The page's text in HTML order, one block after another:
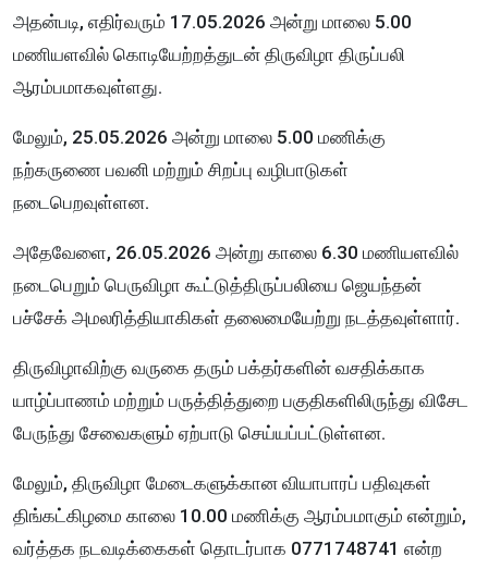
அதன்படி, எதிர்வரும் 17.05.2026 அன்று மாலை 5.00
மணியளவில் கொடியேற்றத்துடன் திருவிழா திருப்பலி
ஆரம்பமாகவுள்ளது.
மேலும், 25.05.2026 அன்று மாலை 5.00 மணிக்கு
நற்கருணை பவனி மற்றும் சிறப்பு வழிபாடுகள்
நடைபெறவுள்ளன.
அதேவேளை, 26.05.2026 அன்று காலை 6.30 மணியளவில்
நடைபெறும் பெருவிழா கூட்டுத்திருப்பலியை ஜெயந்தன்
பச்சேக் அமலரித்தியாகிகள் தலைமையேற்று நடத்தவுள்ளார்.
திருவிழாவிற்கு வருகை தரும் பக்தர்களின் வசதிக்காக
யாழ்ப்பாணம் மற்றும் பருத்தித்துறை பகுதிகளிலிருந்து விசேட
பேருந்து சேவைகளும் ஏற்பாடு செய்யப்பட்டுள்ளன.
மேலும், திருவிழா மேடைகளுக்கான வியாபாரப் பதிவுகள்
திங்கட்கிழமை காலை 10.00 மணிக்கு ஆரம்பமாகும் என்றும்,
வர்த்தக நடவடிக்கைகள் தொடர்பாக 0771748741 என்ற